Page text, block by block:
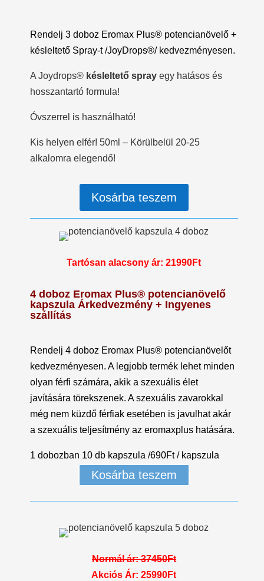
Rendelj 3 doboz Eromax Plus® potencianövelő +
késleltető Spray-t /JoyDrops®/ kedvezményesen.
A Joydrops® késleltető spray egy hatásos és
hosszantartó formula!
Óvszerrel is használható!
Kis helyen elfér! 50ml – Körülbelül 20-25
alkalomra elegendő!
Kosárba teszem
Tartósan alacsony ár: 21990Ft
4 doboz Eromax Plus® potencianövelő
kapszula Árkedvezmény + Ingyenes
szállítás
Rendelj 4 doboz Eromax Plus® potencianövelőt
kedvezményesen. A legjobb termék lehet minden
olyan férfi számára, akik a szexuális élet
javítására törekszenek. A szexuális zavarokkal
még nem küzdő férfiak esetében is javulhat akár
a szexuális teljesítmény az eromaxplus hatására.
1 dobozban 10 db kapszula /690Ft / kapszula
Kosárba teszem
Normál ár: 37450Ft
Akciós Ár: 25990Ft